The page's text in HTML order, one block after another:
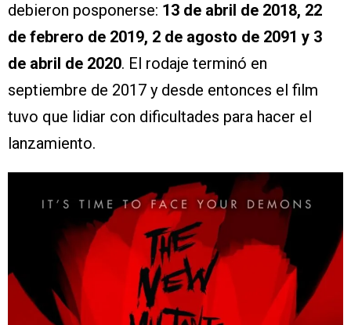
debieron posponerse: 13 de abril de 2018, 22
de febrero de 2019, 2 de agosto de 2091 y 3
de abril de 2020. El rodaje terminó en
septiembre de 2017 y desde entonces el film
tuvo que lidiar con dificultades para hacer el
lanzamiento.